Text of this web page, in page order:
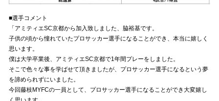
■選手コメント
「アミティエSC京都から加入致しました、脇裕基です。
子供の頃から憧れていたプロサッカー選手になることができ、本当に嬉しく
思います。
僕は大学卒業後、アミティエSC京都で1年間プレーをしました。
そこで色々な事を学ばせて頂きましたが、プロサッカー選手になるという夢
を諦められずにいました。
今回藤枝MYFCの一員として、プロサッカー選手になることができ大変嬉し